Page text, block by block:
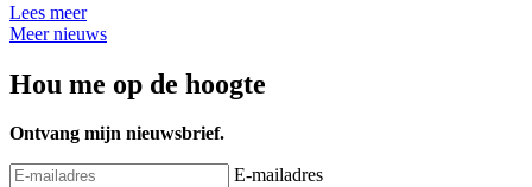
Lees meer
Meer nieuws
Hou me op de hoogte
Ontvang mijn nieuwsbrief.
E-mailadres